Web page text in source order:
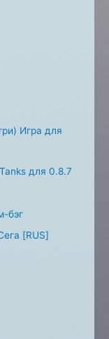
Игра для
для 0.8.7
бэг
[RUS]